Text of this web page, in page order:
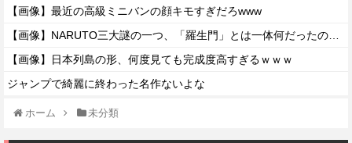
【画像】最近の高級ミニバンの顔キモすぎだろwww
【画像】日本列島の形、何度見ても完成度高すぎるｗｗｗ
ジャンプで綺麗に終わった名作ないよな
ホーム 未分類